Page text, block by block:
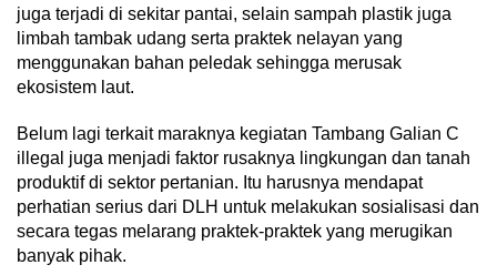
juga terjadi di sekitar pantai, selain sampah plastik juga
limbah tambak udang serta praktek nelayan yang
menggunakan bahan peledak sehingga merusak
ekosistem laut.
Belum lagi terkait maraknya kegiatan Tambang Galian C
illegal juga menjadi faktor rusaknya lingkungan dan tanah
produktif di sektor pertanian. Itu harusnya mendapat
perhatian serius dari DLH untuk melakukan sosialisasi dan
secara tegas melarang praktek-praktek yang merugikan
banyak pihak.